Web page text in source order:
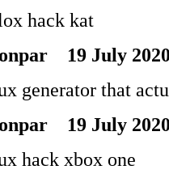
hack kat
19 July
generator that
19 July
hack xbox one